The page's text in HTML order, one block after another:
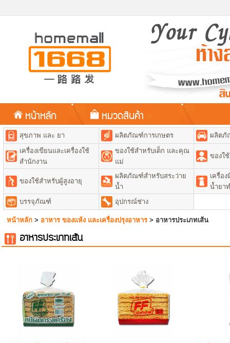
หน้าหลัก หมวดสินค้า
สุขภาพ และ ยา ผลิตภัณฑ์การเกษตร
ผลิตภั
เครื่องเขียนและเครื่องใช้
สำนักงาน
ของใช้สำหรับเด็ก และคุณ
แม่
ของใ
ของใช้สำหรับผู้สูงอายุ
ผลิตภัณฑ์สำหรับสระว่าย
น้ำ
เครื่อ
น้ำยา
บรรจุภัณฑ์
อุปกรณ์ช่าง
หน้าหลัก > อาหาร ของแห้ง และเครื่องปรุงอาหาร > อาหารประเภทเส้น
อาหารประเภทเส้น